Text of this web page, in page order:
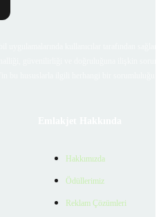
Hakkımızda
Ödüllerimiz
Reklam Çözümleri